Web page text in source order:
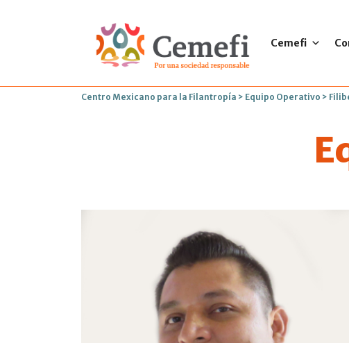
Cemefi
Centro Mexicano para la Filantropía > Equipo Operativo >